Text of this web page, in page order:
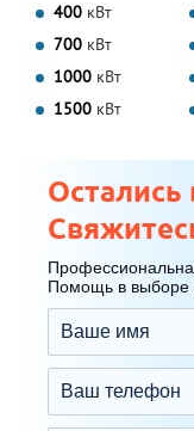
400 кВт
700 кВт
1000 кВт
1500 кВт
Остались
Помощь в выборе